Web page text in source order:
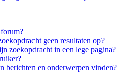
geen resultaten op?
zoekopdracht in een lege pagina?
berichten en onderwerpen vinden?